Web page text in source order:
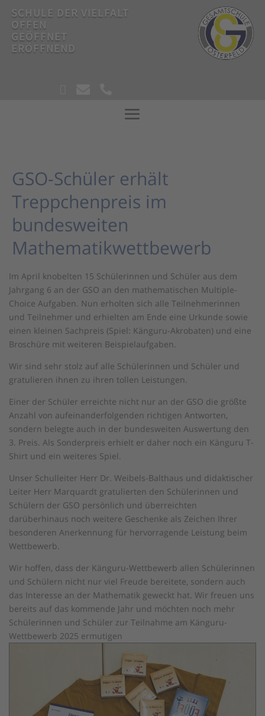
SCHULE DER VIELFALT
OFFEN
GEÖFFNET
ERÖFFNEND
GSO-Schüler erhält
Treppchenpreis im
bundesweiten
Mathematikwettbewerb
Im April knobelten 15 Schülerinnen und Schüler aus dem
Jahrgang 6 an der GSO an den mathematischen Multiple-
Choice Aufgaben. Nun erholten sich alle Teilnehmerinnen
und Teilnehmer und erhielten am Ende eine Urkunde sowie
einen kleinen Sachpreis (Spiel: Känguru-Akrobaten) und eine
Broschüre mit weiteren Beispielaufgaben.
Wir sind sehr stolz auf alle Schülerinnen und Schüler und
gratulieren ihnen zu ihren tollen Leistungen.
Einer der Schüler erreichte nicht nur an der GSO die größte
Anzahl von aufeinanderfolgenden richtigen Antworten,
sondern belegte auch in der bundesweiten Auswertung den
3. Preis. Als Sonderpreis erhielt er daher noch ein Känguru T-
Shirt und ein weiteres Spiel.
Unser Schulleiter Herr Dr. Weibels-Balthaus und didaktischer
Leiter Herr Marquardt gratulierten den Schülerinnen und
Schülern der GSO persönlich und überreichten
darüberhinaus noch weitere Geschenke als Zeichen Ihrer
besonderen Anerkennung für hervorragende Leistung beim
Wettbewerb.
Wir hoffen, dass der Känguru-Wettbewerb allen Schülerinnen
und Schülern nicht nur viel Freude bereitete, sondern auch
das Interesse an der Mathematik geweckt hat. Wir freuen uns
bereits auf das kommende Jahr und möchten noch mehr
Schülerinnen und Schüler zur Teilnahme am Känguru-
Wettbewerb 2025 ermutigen